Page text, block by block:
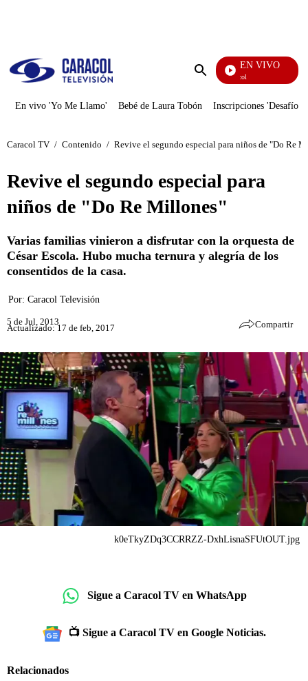
Enviar
EN VIVO
Noticias Caracol
En vivo 'Yo Me Llamo' Bebé de Laura Tobón Inscripciones 'Desafío'
Caracol TV / Contenido / Revive el segundo especial para niños de "Do Re
Revive el segundo especial para
niños de "Do Re Millones"
Varias familias vinieron a disfrutar con la orquesta de
César Escola. Hubo mucha ternura y alegría de los
consentidos de la casa.
Por: Caracol Televisión
5 de Jul, 2013
Actualizado: 17 de feb, 2017 Compartir
k0eTkyZDq3CCRRZZ-DxhLisnaSFUtOUT.jpg
Sigue a Caracol TV en WhatsApp
📺 Sigue a Caracol TV en Google Noticias.
Relacionados